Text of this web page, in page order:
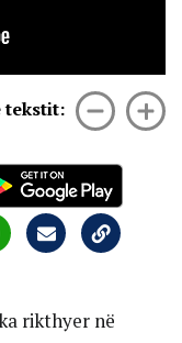
tekstit:
rikthyer në